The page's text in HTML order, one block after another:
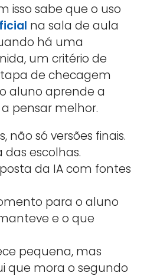
isso sabe que o uso
na sala de aula
há uma
um critério de
de checagem
aluno aprende a
pensar melhor.
não só versões finais.
das escolhas.
da IA com fontes
para o aluno
e o que
pequena, mas
que mora o segundo